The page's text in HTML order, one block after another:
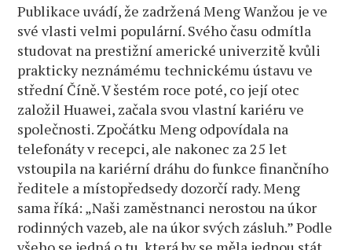
Publikace uvádí, že zadržená Meng Wanžou je ve
své vlasti velmi populární. Svého času odmítla
studovat na prestižní americké univerzitě kvůli
prakticky neznámému technickému ústavu ve
střední Číně. V šestém roce poté, co její otec
založil Huawei, začala svou vlastní kariéru ve
společnosti. Zpočátku Meng odpovídala na
telefonáty v recepci, ale nakonec za 25 let
vstoupila na kariérní dráhu do funkce finančního
ředitele a místopředsedy dozorčí rady. Meng
sama říká: „Naši zaměstnanci nerostou na úkor
rodinných vazeb, ale na úkor svých zásluh.” Podle